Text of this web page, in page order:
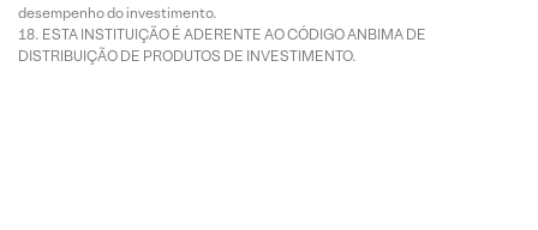
desempenho do investimento.
ESTA INSTITUIÇÃO É ADERENTE AO CÓDIGO ANBIMA DE
DISTRIBUIÇÃO DE PRODUTOS DE INVESTIMENTO.